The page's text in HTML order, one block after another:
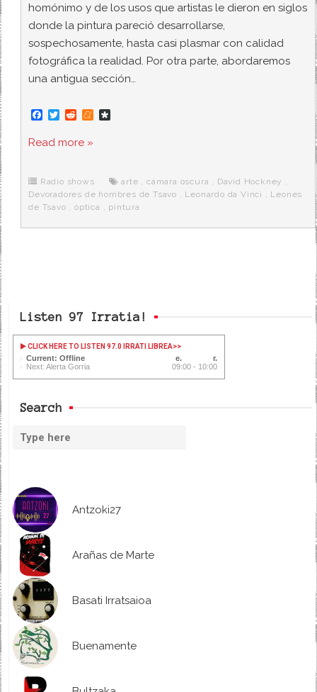
homónimo y de los usos que artistas le dieron en siglos
donde la pintura pareció desarrollarse,
sospechosamente, hasta casi plasmar con calidad
fotográfica la realidad. Por otra parte, abordaremos
una antigua sección…
F
c
e
o
k
T
i
t
r
R
d
d
M
e
r
a
Read more »
Radio shows arte , cámara oscura , David Hockney ,
Devoradores de hombres de Tsavo , Leonardo da Vinci , Leones
de Tsavo ,óptica , pintura
Listen 97 Irratia!
CLICK HERE TO LISTEN 97.0 IRRATI LIBREA>>
Current: Offline
Next: Alerta Gorria
09:00 - 10:00
Search
Antzoki27
Arañas de Marte
Basati Irratsaioa
Buenamente